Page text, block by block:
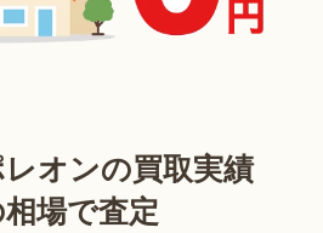
オンの買取実績
場で査定